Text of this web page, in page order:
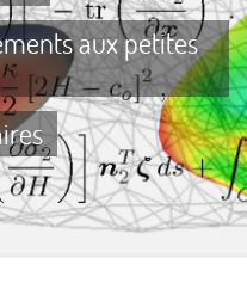
aux petites